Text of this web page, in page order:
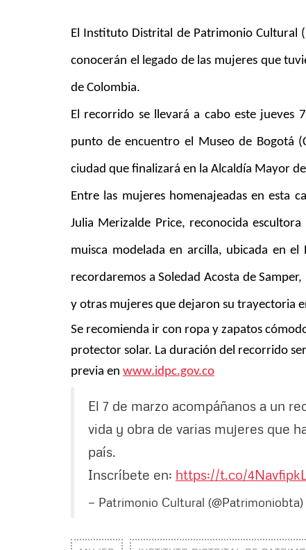
El Instituto Distrital de Patrimonio Cultural
conocerán el legado de las mujeres que
de Colombia.
El recorrido se llevará a cabo este jueves
punto de encuentro el Museo de Bogotá
ciudad que finalizará en la Alcaldía Mayor
Entre las mujeres homenajeadas en esta
Julia Merizalde Price, reconocida
muisca modelada en arcilla, ubicada en el
recordaremos a Soledad Acosta de
y otras mujeres que dejaron su trayectoria
Se recomienda ir con ropa y zapatos
protector solar. La duración del recorrido
previa en www.idpc.gov.co
El 7 de marzo acompáñanos a un
vida y obra de varias mujeres que
país.
Inscríbete en: https://t.co/
— Patrimonio Cultural (@Patrimoniobta)